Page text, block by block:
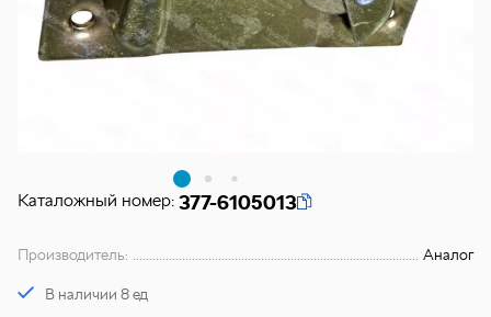
Каталожный номер: 377-6105013
Производитель: Аналог
В наличии 8 ед